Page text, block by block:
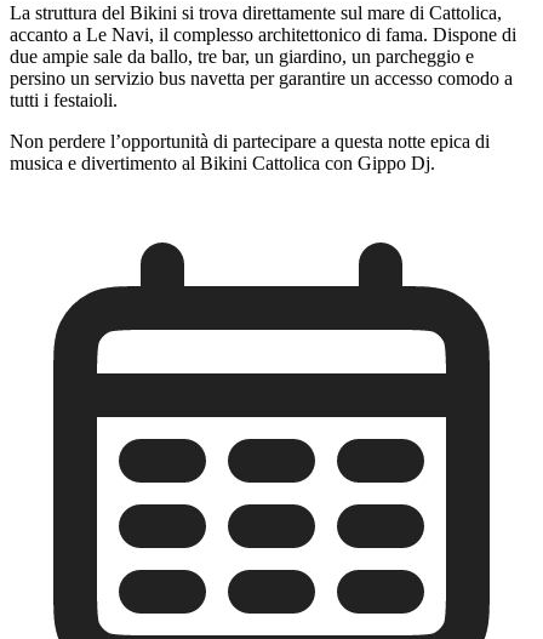
La struttura del Bikini si trova direttamente sul mare di Cattolica,
accanto a Le Navi, il complesso architettonico di fama. Dispone di
due ampie sale da ballo, tre bar, un giardino, un parcheggio e
persino un servizio bus navetta per garantire un accesso comodo a
tutti i festaioli.
Non perdere l’opportunità di partecipare a questa notte epica di
musica e divertimento al Bikini Cattolica con Gippo Dj.